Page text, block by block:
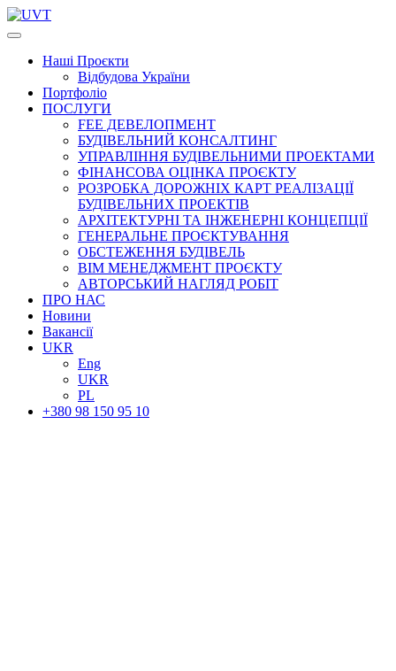
Наші Проєкти
Відбудова України
Портфоліо
ПОСЛУГИ
FEE ДЕВЕЛОПМЕНТ
БУДІВЕЛЬНИЙ КОНСАЛТИНГ
УПРАВЛІННЯ БУДІВЕЛЬНИМИ ПРОЕКТАМИ
ФІНАНСОВА ОЦІНКА ПРОЄКТУ
РОЗРОБКА ДОРОЖНІХ КАРТ РЕАЛІЗАЦІЇ
БУДІВЕЛЬНИХ ПРОЕКТІВ
АРХІТЕКТУРНІ ТА ІНЖЕНЕРНІ КОНЦЕПЦІЇ
ГЕНЕРАЛЬНЕ ПРОЄКТУВАННЯ
ОБСТЕЖЕННЯ БУДІВЕЛЬ
BIM МЕНЕДЖМЕНТ ПРОЄКТУ
АВТОРСЬКИЙ НАГЛЯД РОБІТ
ПРО НАС
Новини
Вакансії
UKR
Eng
UKR
PL
+380 98 150 95 10